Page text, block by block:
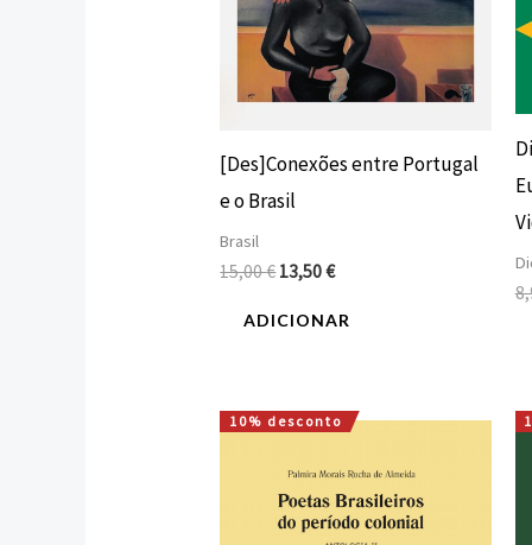
[Des]Conexões entre Portugal
e o Brasil
Brasil
15,00€13,50€
ADICIONAR
10% desconto
O
original
era:
15,00 €.
O
atual
é:
13,50 €.